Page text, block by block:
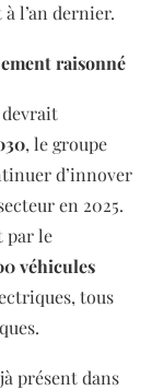
l’an dernier.
raisonné
, le groupe
d’innover
en 2025.
par le
véhicules
tous
présent dans